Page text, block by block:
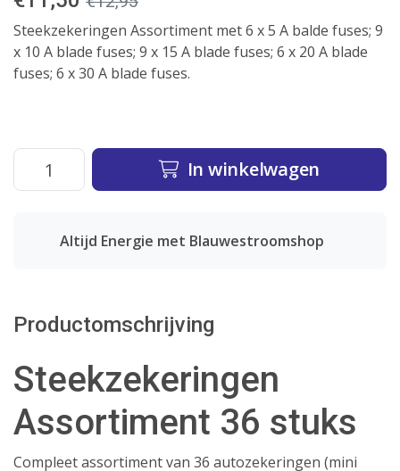
Steekzekeringen Assortiment met 6 x 5 A balde fuses; 9
x 10 A blade fuses; 9 x 15 A blade fuses; 6 x 20 A blade
fuses; 6 x 30 A blade fuses.
In winkelwagen
Altijd Energie met Blauwestroomshop
Productomschrijving
Steekzekeringen
Assortiment 36 stuks
Compleet assortiment van 36 autozekeringen (mini